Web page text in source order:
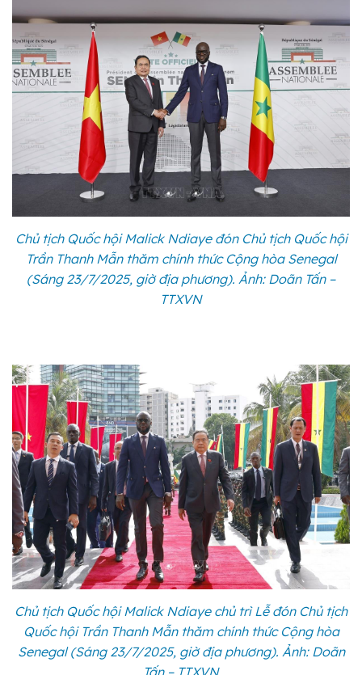
Chủ tịch Quốc hội Malick Ndiaye đón Chủ tịch Quốc hội
Trần Thanh Mẫn thăm chính thức Cộng hòa Senegal
(Sáng 23/7/2025, giờ địa phương). Ảnh: Doãn Tấn –
TTXVN
Chủ tịch Quốc hội Malick Ndiaye chủ trì Lễ đón Chủ tịch
Quốc hội Trần Thanh Mẫn thăm chính thức Cộng hòa
Senegal (Sáng 23/7/2025, giờ địa phương). Ảnh: Doãn